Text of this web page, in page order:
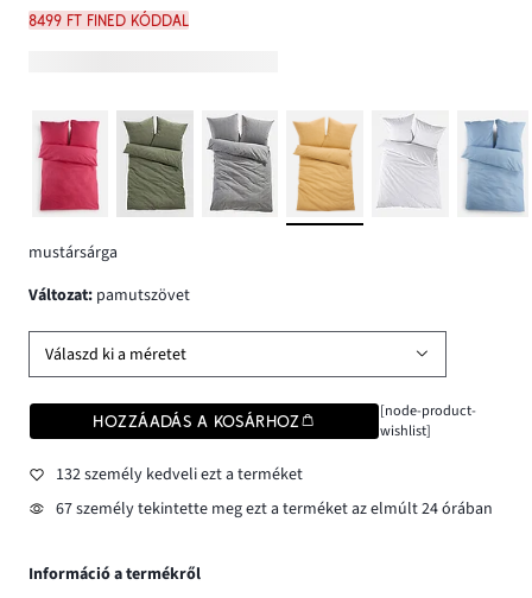
8499 Ft FINED kóddal
mustársárga
változat: pamutszövet
Válaszd ki a méretet
HOZZÁADÁS A KOSÁRHOZ
[node-product-
wishlist]
132 személy kedveli ezt a terméket
67 személy tekintette meg ezt a terméket az elmúlt 24 órában
Információ a termékről